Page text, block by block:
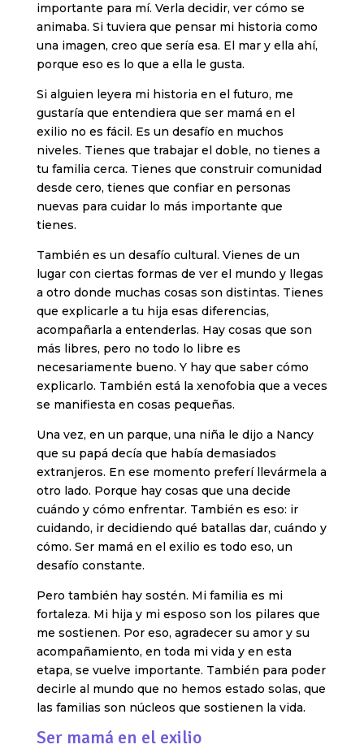
importante para mí. Verla decidir, ver cómo se
animaba. Si tuviera que pensar mi historia como
una imagen, creo que sería esa. El mar y ella ahí,
porque eso es lo que a ella le gusta.
Si alguien leyera mi historia en el futuro, me
gustaría que entendiera que ser mamá en el
exilio no es fácil. Es un desafío en muchos
niveles. Tienes que trabajar el doble, no tienes a
tu familia cerca. Tienes que construir comunidad
desde cero, tienes que confiar en personas
nuevas para cuidar lo más importante que
tienes.
También es un desafío cultural. Vienes de un
lugar con ciertas formas de ver el mundo y llegas
a otro donde muchas cosas son distintas. Tienes
que explicarle a tu hija esas diferencias,
acompañarla a entenderlas. Hay cosas que son
más libres, pero no todo lo libre es
necesariamente bueno. Y hay que saber cómo
explicarlo. También está la xenofobia que a veces
se manifiesta en cosas pequeñas.
Una vez, en un parque, una niña le dijo a Nancy
que su papá decía que había demasiados
extranjeros. En ese momento preferí llevármela a
otro lado. Porque hay cosas que una decide
cuándo y cómo enfrentar. También es eso: ir
cuidando, ir decidiendo qué batallas dar, cuándo y
cómo. Ser mamá en el exilio es todo eso, un
desafío constante.
Pero también hay sostén. Mi familia es mi
fortaleza. Mi hija y mi esposo son los pilares que
me sostienen. Por eso, agradecer su amor y su
acompañamiento, en toda mi vida y en esta
etapa, se vuelve importante. También para poder
decirle al mundo que no hemos estado solas, que
las familias son núcleos que sostienen la vida.
Ser mamá en el exilio